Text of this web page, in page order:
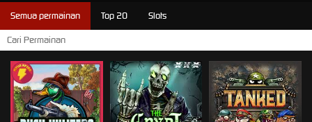
Semua permainan Top 20 Slots